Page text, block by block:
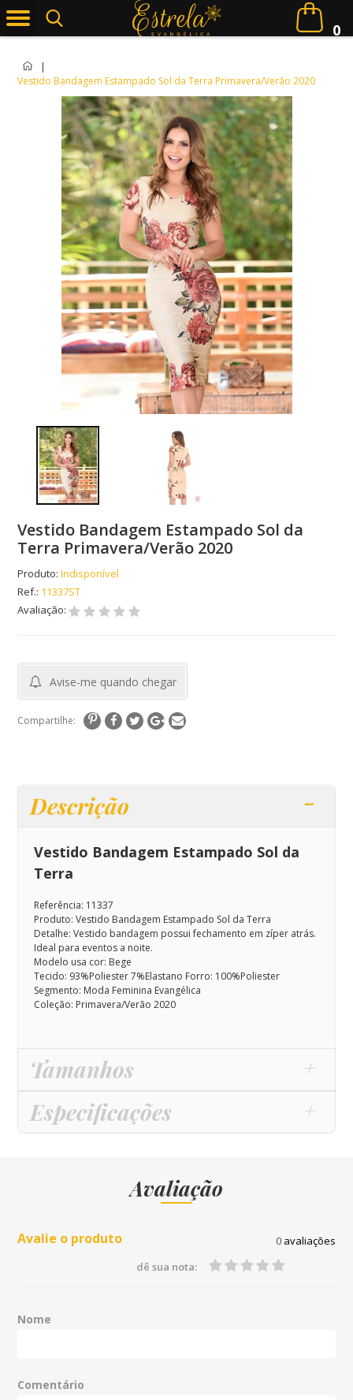
0
|
Vestido Bandagem Estampado Sol da Terra Primavera/Verão 2020
Vestido Bandagem Estampado Sol da
Terra Primavera/Verão 2020
Produto: Indisponível
Ref.: 11337ST
Avaliação:
Avise-me quando chegar
Compartilhe:
Descrição
Vestido Bandagem Estampado Sol da
Terra
Referência: 11337
Produto: Vestido Bandagem Estampado Sol da Terra
Detalhe: Vestido bandagem possui fechamento em zíper atrás.
Ideal para eventos a noite.
Modelo usa cor: Bege
Tecido: 93%Poliester 7%Elastano Forro: 100%Poliester
Segmento: Moda Feminina Evangélica
Coleção: Primavera/Verão 2020
Tamanhos
Especificações
Avaliação
Avalie o produto 0avaliações
dê sua nota:
Nome
Comentário